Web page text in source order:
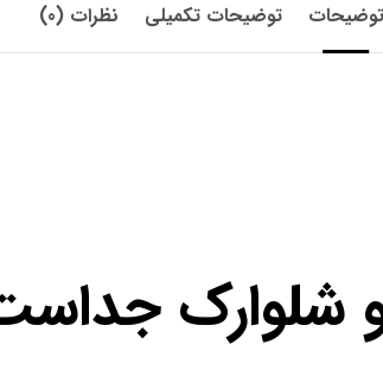
توضیحات توضیحات تکمیلی نظرات (0)
شلوارک